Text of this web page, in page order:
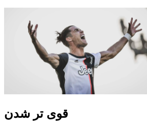
قوی تر شدن